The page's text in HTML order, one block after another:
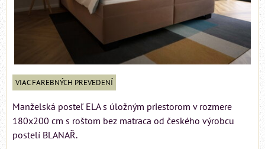
VIAC FAREBNÝCH PREVEDENÍ
Manželská posteľ ELA s úložným priestorom v rozmere
180x200 cm s roštom bez matraca od českého výrobcu
postelí BLANAŘ.